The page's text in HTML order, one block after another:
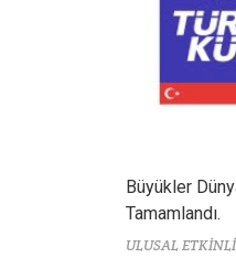
Büyükler
Tamamlandı.
ULUSAL